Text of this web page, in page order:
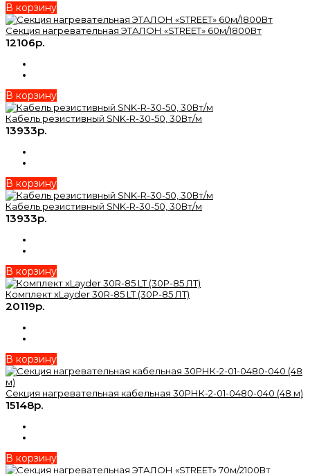
В корзину
Секция нагревательная ЭТАЛОН «STREET» 60м/1800Вт
12106р.
В корзину
Кабель резистивный SNK-R-30-50, 30Вт/м
13933р.
В корзину
Кабель резистивный SNK-R-30-50, 30Вт/м
13933р.
В корзину
Комплект xLayder 30R-85 LT (30Р-85 ЛТ)
20119р.
В корзину
Секция нагревательная кабельная 30РНК-2-01-0480-040 (48 м)
15148р.
В корзину